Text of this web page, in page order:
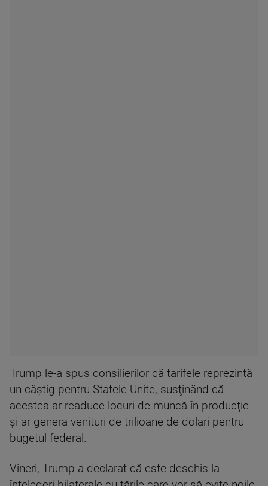
Trump le-a spus consilierilor că tarifele reprezintă
un câştig pentru Statele Unite, susţinând că
acestea ar readuce locuri de muncă în producţie
şi ar genera venituri de trilioane de dolari pentru
bugetul federal.
Vineri, Trump a declarat că este deschis la